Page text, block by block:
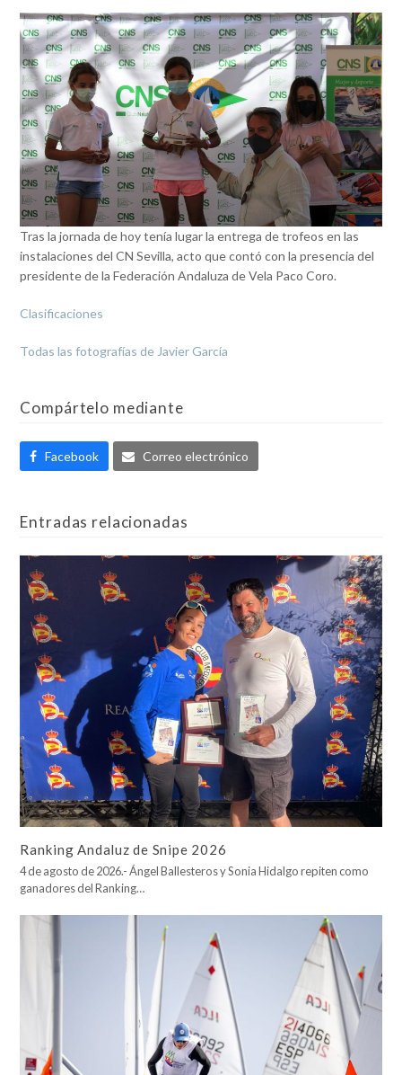
Tras la jornada de hoy tenía lugar la entrega de trofeos en las
instalaciones del CN Sevilla, acto que contó con la presencia del
presidente de la Federación Andaluza de Vela Paco Coro.
Clasificaciones
Todas las fotografías de Javier García
Compártelo mediante
Facebook Correo electrónico
Entradas relacionadas
Ranking Andaluz de Snipe 2026
4 de agosto de 2026.- Ángel Ballesteros y Sonia Hidalgo repiten como
ganadores del Ranking…